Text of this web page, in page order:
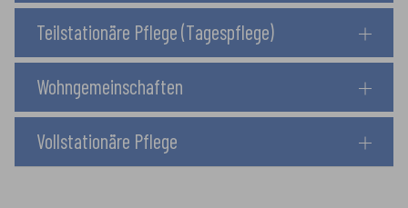
Teilstationäre Pflege (Tagespflege)
Wohngemeinschaften
Vollstationäre Pflege